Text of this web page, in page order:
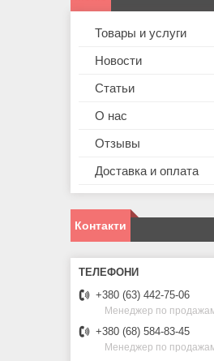
Товары и услуги
Новости
Статьи
О нас
Отзывы
Доставка и оплата
Контакти
+380 (63) 442-75-06
Менеджер по
+380 (68) 584-83-45
Менеджер по